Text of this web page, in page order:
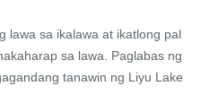
lawa sa ikalawa at ikatlong pal
sa lawa. Paglabas ng
tanawin ng Liyu Lake